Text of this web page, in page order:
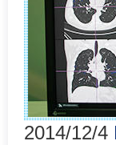
2014/12/4